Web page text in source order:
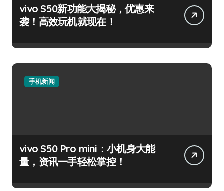
vivo S50新功能大揭秘，优惠来
袭！高效玩机就现在！
手机新闻
vivo S50 Pro mini：小机身大能
量，资讯一手轻松掌控！